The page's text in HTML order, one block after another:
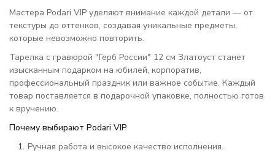
Мастера Podari VIP уделяют внимание каждой детали — от
текстуры до оттенков, создавая уникальные предметы,
которые невозможно повторить.
Тарелка с гравюрой "Герб России" 12 см Златоуст станет
изысканным подарком на юбилей, корпоратив,
профессиональный праздник или важное событие. Каждый
товар поставляется в подарочной упаковке, полностью готов
к вручению.
Почему выбирают Podari VIP
Ручная работа и высокое качество исполнения.